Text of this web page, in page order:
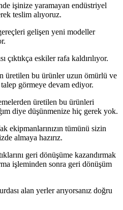
işinize yaramayan endüstriyel
teslim alıyoruz.
gelişen yeni modeller
çıktıkça eskiler rafa kaldırılıyor.
üretilen bu ürünler uzun ömürlü ve
görmeye devam ediyor.
üretilen bu ürünleri
diye düşünmenize hiç gerek yok.
ekipmanlarınızın tümünü sizin
almaya hazırız.
geri dönüşüme kazandırmak
işleminden sonra geri dönüşüm
alan yerler arıyorsanız doğru